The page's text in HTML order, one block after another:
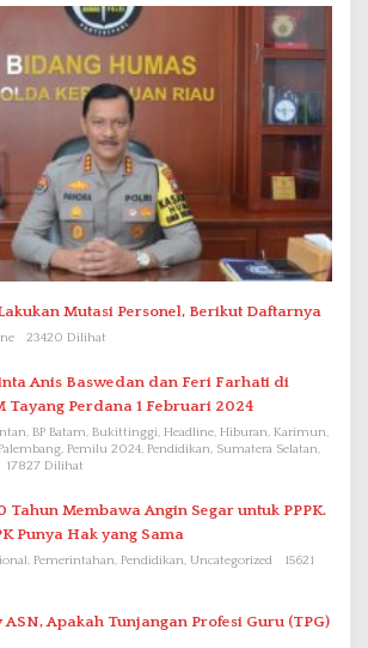
Mutasi Personel, Berikut Daftarnya
23420 Dilihat
Anis Baswedan dan Feri Farhati di
Tayang Perdana 1 Februari 2024
BP Batam, Bukittinggi, Headline, Hiburan, Karimun,
Pemilu 2024, Pendidikan, Sumatera Selatan,
17827 Dilihat
Tahun Membawa Angin Segar untuk PPPK.
Punya Hak yang Sama
Pemerintahan, Pendidikan, Uncategorized
15621
ASN, Apakah Tunjangan Profesi Guru (TPG)